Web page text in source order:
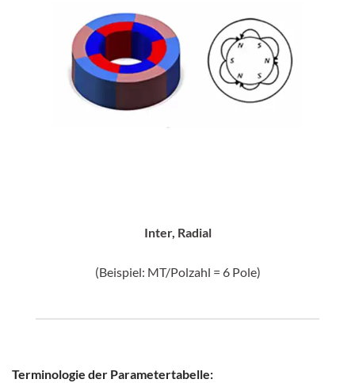
Inter, Radial
(Beispiel: MT/Polzahl = 6 Pole)
Terminologie der Parametertabelle: